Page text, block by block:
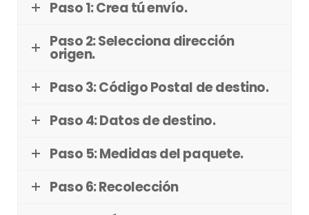
Paso 1: Crea tú envío.
Paso 2: Selecciona dirección
origen.
Paso 3: Código Postal de destino.
Paso 4: Datos de destino.
Paso 5: Medidas del paquete.
Paso 6: Recolección